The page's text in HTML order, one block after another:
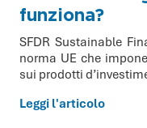
funziona?
SFDR Sustainable
norma UE che
sui prodotti
Leggi l'articolo